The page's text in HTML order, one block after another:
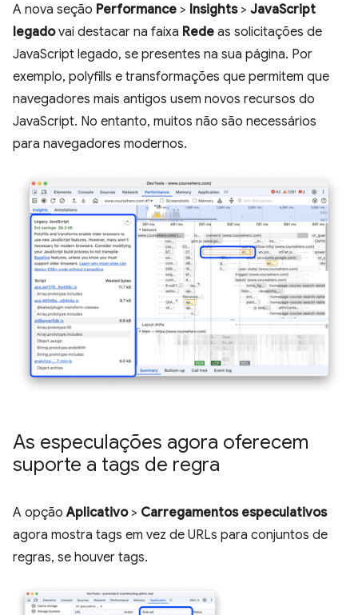
A nova seção Performance > Insights> JavaScript
legadovai destacar na faixa Rede as solicitações de
JavaScript legado, se presentes na sua página. Por
exemplo, polyfills e transformações que permitem que
navegadores mais antigos usem novos recursos do
JavaScript. No entanto, muitos não são necessários
para navegadores modernos.
As especulações agora oferecem
suporte a tags de regra
A opçãoAplicativo> Carregamentos especulativos
agora mostra tags em vez de URLs para conjuntos de
regras, se houver tags.